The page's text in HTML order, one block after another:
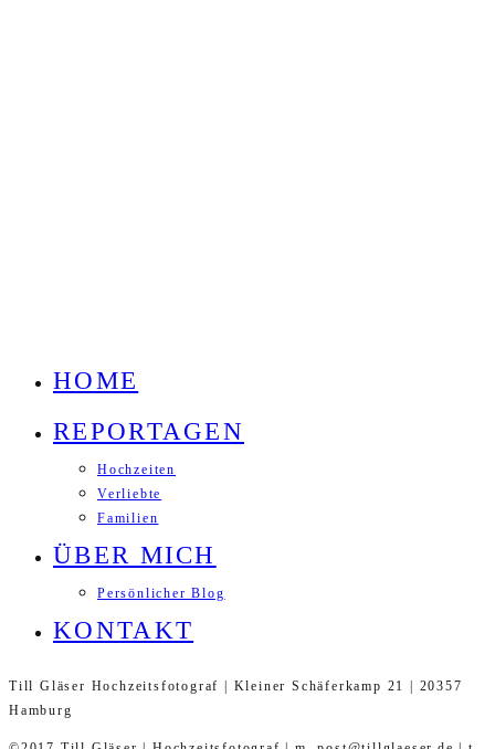
HOME
REPORTAGEN
Hochzeiten
Verliebte
Familien
ÜBER MICH
Persönlicher Blog
KONTAKT
Till Gläser Hochzeitsfotograf | Kleiner Schäferkamp 21 | 20357
Hamburg